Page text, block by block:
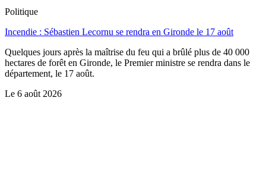
Politique
Incendie : Sébastien Lecornu se rendra en Gironde le 17 août
Quelques jours après la maîtrise du feu qui a brûlé plus de 40 000
hectares de forêt en Gironde, le Premier ministre se rendra dans le
département, le 17 août.
Le 6 août 2026